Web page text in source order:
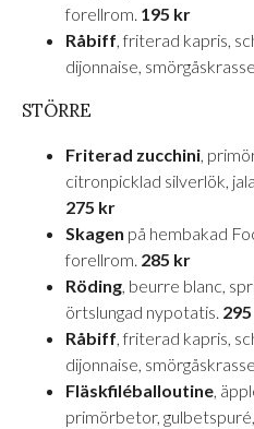
forellrom. 195 kr
Råbiff, friterad kapris,
dijonnaise,
STÖRRE
Friterad zucchini,
citronpicklad silverlök,
275 kr
Skagen på hembakad
forellrom. 285 kr
Röding, beurre blanc,
örtslungad nypotatis.
Råbiff, friterad kapris,
dijonnaise,
Fläskfiléballoutine,
primörbetor,